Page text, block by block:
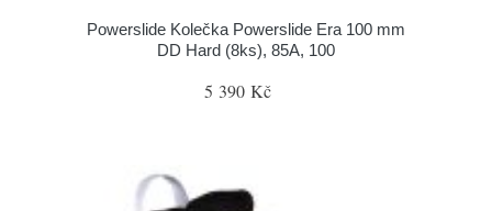
Powerslide Kolečka Powerslide Era 100 mm
DD Hard (8ks), 85A, 100
5 390 Kč